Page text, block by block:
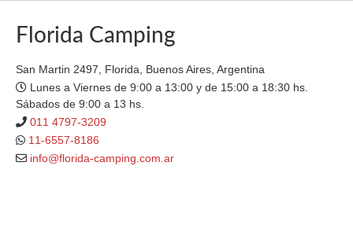
Florida Camping
San Martin 2497, Florida, Buenos Aires, Argentina
Lunes a Viernes de 9:00 a 13:00 y de 15:00 a 18:30 hs.
Sábados de 9:00 a 13 hs.
011 4797-3209
11-6557-8186
info@florida-camping.com.ar